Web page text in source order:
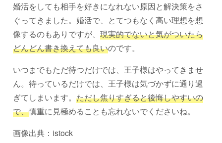
婚活をしても相手を好きになれない原因と解決策をさ
ぐってきました。婚活で、とてつもなく高い理想を想
像するのもありですが、 現実的でないと気がついたら
どんどん書き換えても良いのです。
いつまでもただ待つだけでは、王子様はやってきませ
ん。待っているだけでは、王子様は気づかずに通り過
ぎてしまいます。 ただし焦りすぎると後悔しやすいの
で、慎重に見極めることも忘れないでくださいね。
画像出典：istock